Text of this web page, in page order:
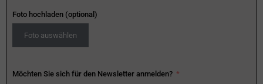
Foto hochladen (optional)
Foto auswählen
Möchten Sie sich für den Newsletter anmelden?